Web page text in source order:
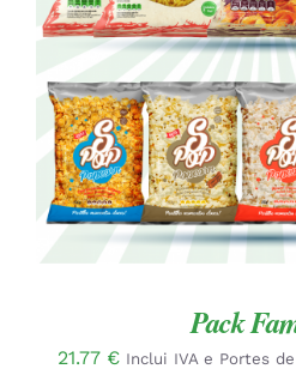
Pack
21.77 € Inclui IVA e Portes